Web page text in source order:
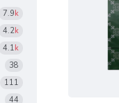
7.9k
4.2k
4.1k
38
111
44